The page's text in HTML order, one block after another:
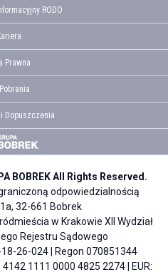
RODO
Prawna
Dopuszczenia
BOBREK All Rights Reserved.
odpowiedzialnością
32-661 Bobrek
w Krakowie XII Wydział
Rejestru Sądowego
26-024 | Regon 070851344
4142 1111 0000 4825 2274 | EUR: